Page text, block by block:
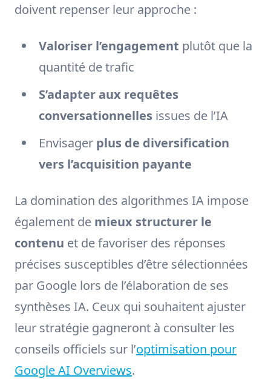
doivent repenser leur approche :
Valoriser l’engagement plutôt que la
quantité de trafic
S’adapter aux requêtes
conversationnelles issues de l’IA
Envisager plus de diversification
vers l’acquisition payante
La domination des algorithmes IA impose
également de mieux structurer le
contenu et de favoriser des réponses
précises susceptibles d’être sélectionnées
par Google lors de l’élaboration de ses
synthèses IA. Ceux qui souhaitent ajuster
leur stratégie gagneront à consulter les
conseils officiels sur l’optimisation pour
Google AI Overviews.